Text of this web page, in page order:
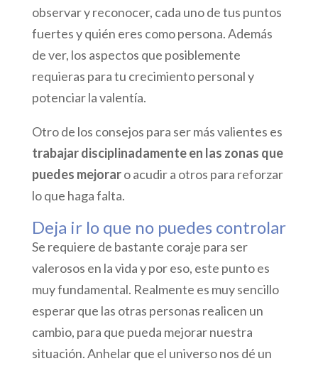
observar y reconocer, cada uno de tus puntos
fuertes y quién eres como persona. Además
de ver, los aspectos que posiblemente
requieras para tu crecimiento personal y
potenciar la valentía.
Otro de los consejos para ser más valientes es
trabajar disciplinadamente en las zonas que
puedes mejoraro acudir a otros para reforzar
lo que haga falta.
Deja ir lo que no puedes controlar
Se requiere de bastante coraje para ser
valerosos en la vida y por eso, este punto es
muy fundamental. Realmente es muy sencillo
esperar que las otras personas realicen un
cambio, para que pueda mejorar nuestra
situación. Anhelar que el universo nos dé un